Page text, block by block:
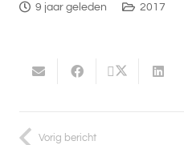
9 jaar geleden 2017
Vorig bericht